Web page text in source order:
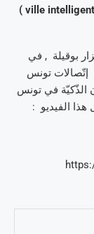
الإستثمار في تونس بهدف جعلها مدينة ذكيّة ( ville intelligent )
بوقيلة , في
إتّصالات تونس
في تونس
الفيديو :